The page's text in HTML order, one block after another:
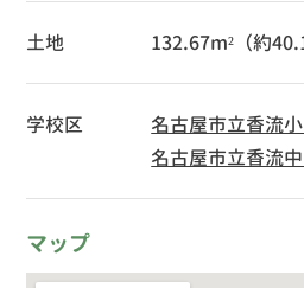
土地 132.67m²（約
学校区
名古屋市立香流
名古屋市立香流
マップ